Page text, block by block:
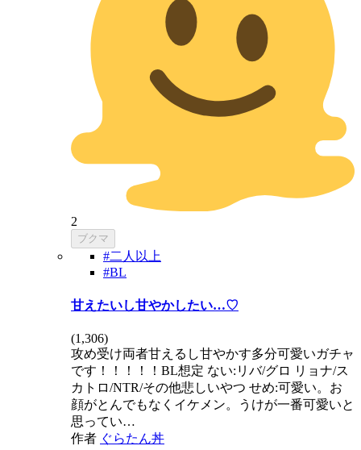
2
ブクマ
#二人以上
#BL
甘えたいし甘やかしたい…♡
(1,306)
攻め受け両者甘えるし甘やかす多分可愛いガチャ
です！！！！！BL想定 ない:リバ/グロ リョナ/ス
カトロ/NTR/その他悲しいやつ せめ:可愛い。お
顔がとんでもなくイケメン。うけが一番可愛いと
思ってい…
作者 ぐらたん丼